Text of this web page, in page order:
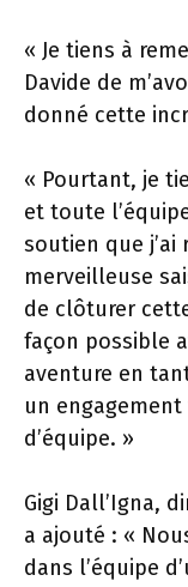
« Je tiens à
Davide de
donné cette
« Pourtant, je
et toute
soutien que j’ai
merveilleuse
de clôturer
façon possible
aventure en
un
d’équipe. »
Gigi Dall’Igna,
a ajouté : «
dans l’équipe